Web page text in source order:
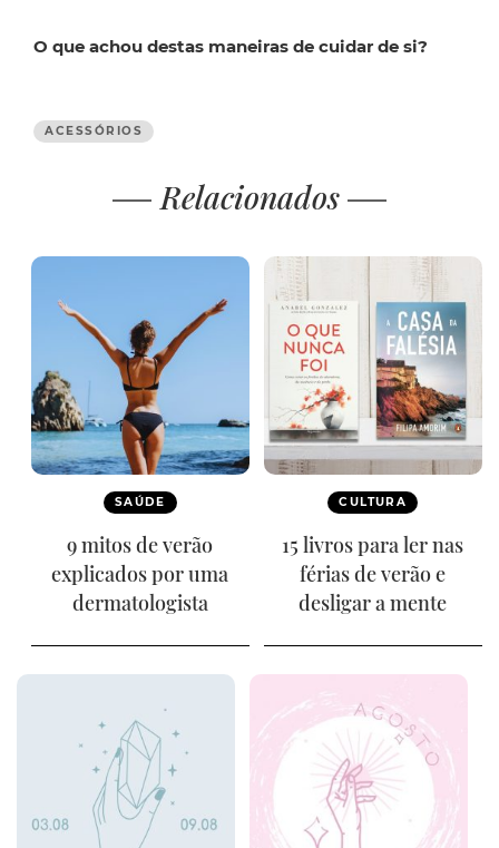
O que achou destas maneiras de cuidar de si?
ACESSÓRIOS
Relacionados
SAÚDE
9 mitos de verão
explicados por uma
dermatologista
CULTURA
15 livros para ler nas
férias de verão e
desligar a mente